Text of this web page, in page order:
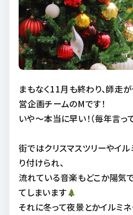
まもなく11月も終わり、師走
営企画チームのMです！
いや〜本当に早い！（毎年言っ
街ではクリスマスツリーやイ
り付けられ、
流れている音楽もどこか陽気
てしまいます
それに冬って夜景とかイルミ